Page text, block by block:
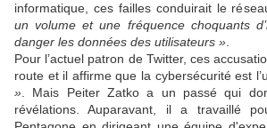
informatique, ces failles conduirait le
un volume et une fréquence choquants
danger les données des utilisateurs »
Pour l’actuel patron de Twitter, ces
route et il affirme que la cybersécurité est
» . Mais Peiter Zatko a un passé qui
révélations. Auparavant, il a travaillé